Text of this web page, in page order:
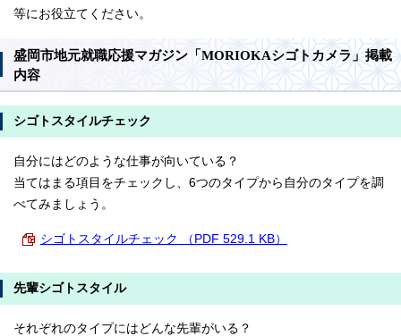
等にお役立てください。
盛岡市地元就職応援マガジン「MORIOKAシゴトカメラ」掲載
内容
シゴトスタイルチェック
自分にはどのような仕事が向いている？
当てはまる項目をチェックし、6つのタイプから自分のタイプを調
べてみましょう。
シゴトスタイルチェック （PDF 529.1 KB）
先輩シゴトスタイル
それぞれのタイプにはどんな先輩がいる？